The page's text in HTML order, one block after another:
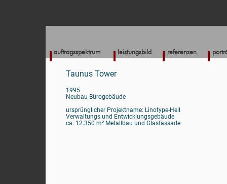
auftragsspektrum leistungsbild referenzen
Taunus Tower
1995
Neubau Bürogebäude
ursprünglicher Projektname: Linotype-Hell
Verwaltungs und Entwicklungsgebäude
ca. 12.350 m² Metallbau und Glasfassade